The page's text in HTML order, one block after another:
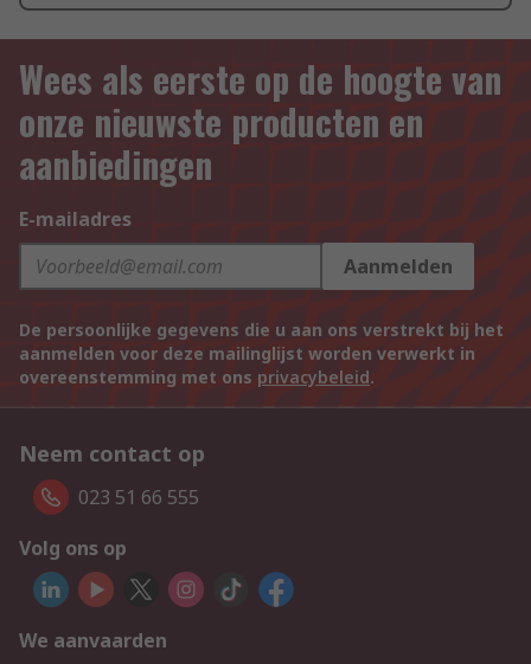
Wees als eerste op de hoogte van
onze nieuwste producten en
aanbiedingen
E-mailadres
Aanmelden
De persoonlijke gegevens die u aan ons verstrekt bij het
aanmelden voor deze mailinglijst worden verwerkt in
overeenstemming met ons privacybeleid.
Neem contact op
023 51 66 555
Volg ons op
We aanvaarden